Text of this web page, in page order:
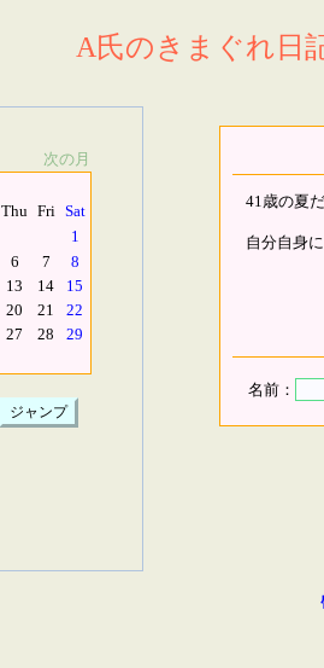
A氏のきまぐれ日
次の月
Thu Fri Sat
1
6 7
8
13 14
15
20 21
22
27 28
29
41歳の夏
自分自身
名前：